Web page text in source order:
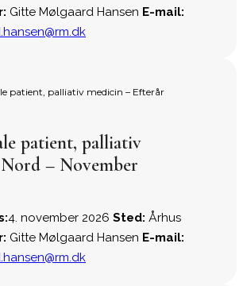
Gitte Mølgaard Hansen E-mail:
patient, palliativ medicin – Efterår
patient, palliativ
– November
4. november 2026 Sted: Århus
Gitte Mølgaard Hansen E-mail: